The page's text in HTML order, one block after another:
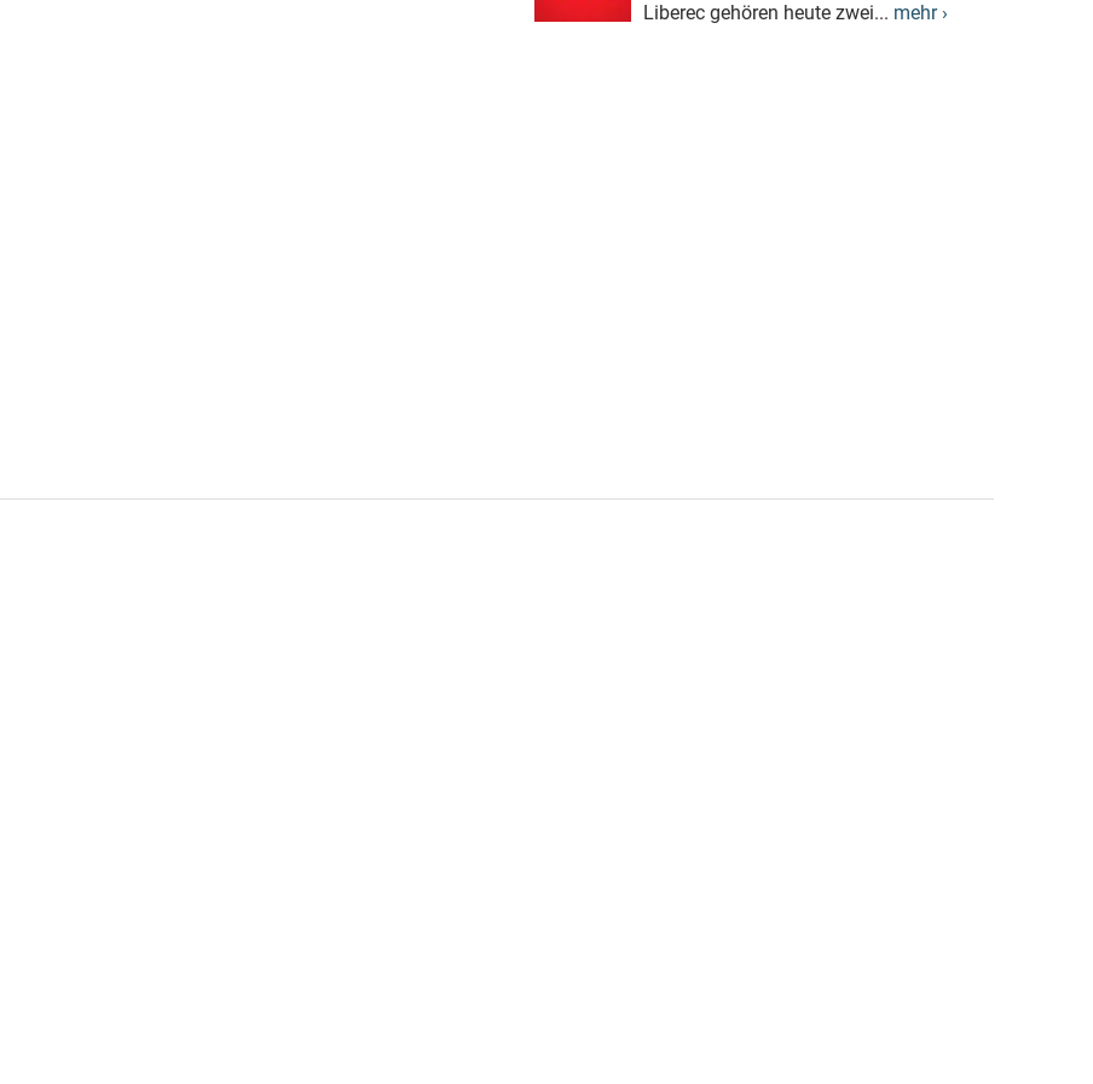
Liberec gehören heute zwei... mehr ›